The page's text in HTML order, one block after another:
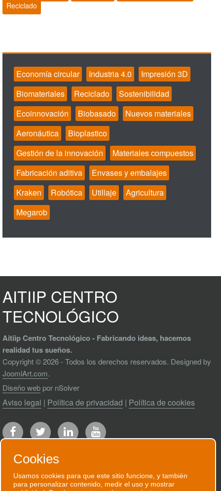
Reciclado
Economía circular Industria 4.0
Impresión 3D
Biomateriales
Reciclado
Sostenibilidad
Ecoinnovación
Biobasado
Nuevos materiales
Aeronáutica
Bioplastico
Gestión de la innovación
Materiales compuestos
Fabricación aditiva
Envases y embalajes
Kraken
Robótica Utillaje
Agricultura
Megarob
AITIIP CENTRO
TECNOLÓGICO
Aitiip Centro Tecnológico - Fabricando ideas, hacemos
realidad tus sueños.
Copyright © 2026 - Todos los derechos reservados. Designed by
JoomlArt.com.
Diseño web por nSolver
Aviso legal | Política de privacidad | Política de cookies
RECIBE NUESTRO BOLETÍN
Cookies
Usamos cookies para que este sitio funcione, y también
para personalizar contenido, medir el uso y mostrar